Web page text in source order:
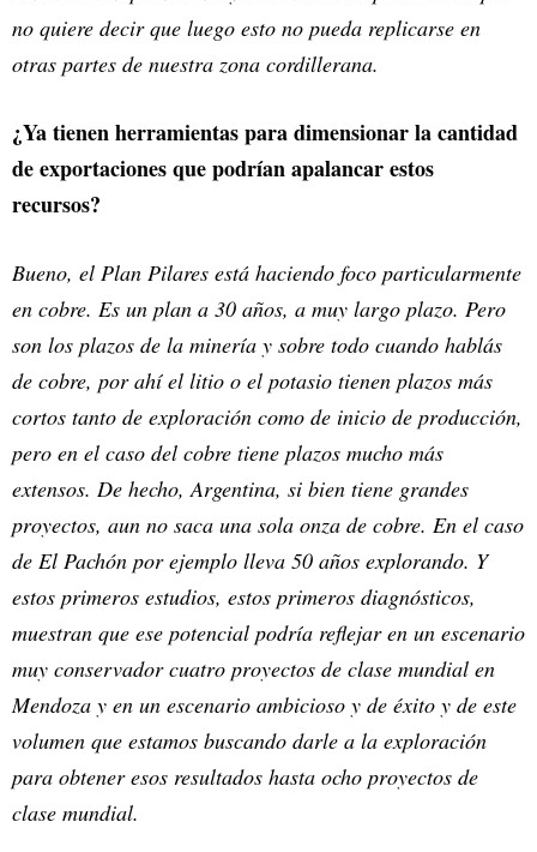
no quiere decir que luego esto no pueda replicarse en
otras partes de nuestra zona cordillerana.
¿Ya tienen herramientas para dimensionar la cantidad
de exportaciones que podrían apalancar estos
recursos?
Bueno, el Plan Pilares está haciendo foco particularmente
en cobre. Es un plan a 30 años, a muy largo plazo. Pero
son los plazos de la minería y sobre todo cuando hablás
de cobre, por ahí el litio o el potasio tienen plazos más
cortos tanto de exploración como de inicio de producción,
pero en el caso del cobre tiene plazos mucho más
extensos. De hecho, Argentina, si bien tiene grandes
proyectos, aun no saca una sola onza de cobre. En el caso
de El Pachón por ejemplo lleva 50 años explorando. Y
estos primeros estudios, estos primeros diagnósticos,
muestran que ese potencial podría reflejar en un escenario
muy conservador cuatro proyectos de clase mundial en
Mendoza y en un escenario ambicioso y de éxito y de este
volumen que estamos buscando darle a la exploración
para obtener esos resultados hasta ocho proyectos de
clase mundial.